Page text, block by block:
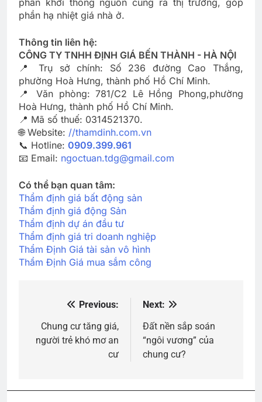
phần khơi thông nguồn cung ra thị trường, góp
phần hạ nhiệt giá nhà ở.
Thông tin liên hệ:
CÔNG TY TNHH ĐỊNH GIÁ BẾN THÀNH - HÀ NỘI
📍 Trụ sở chính: Số 236 đường Cao Thắng,
phường Hoà Hưng, thành phố Hồ Chí Minh.
📍 Văn phòng: 781/C2 Lê Hồng Phong,phường
Hoà Hưng, thành phố Hồ Chí Minh.
📍 Mã số thuế: 0314521370.
🌐 Website: //thamdinh.com.vn
📞 Hotline: 0909.399.961
📧 Email: ngoctuan.tdg@gmail.com
Có thể bạn quan tâm:
Thẩm định giá bất động sản
Thẩm định giá động Sản
Thẩm định dự án đầu tư
Thẩm định giá tri doanh nghiệp
Thẩm Định Giá tài sản vô hình
Thẩm Định Giá mua sắm công
hướng
bài
Previous:
Chung cư tăng giá,
người trẻ khó mơ an
cư
Next:
Đất nền sắp soán
“ngôi vương” của
chung cư?